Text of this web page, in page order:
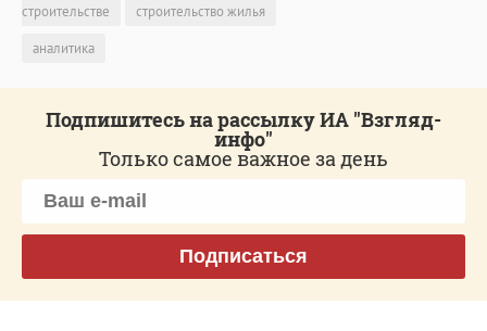
строительстве
строительство жилья
аналитика
Подпишитесь на рассылку ИА "Взгляд-
инфо"
Только самое важное за день
Подписаться